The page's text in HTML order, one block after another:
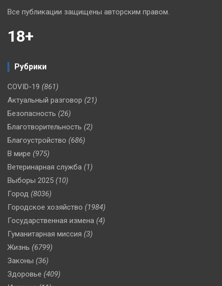
Все публикации защищены авторским правом.
18+
Рубрики
COVID-19 (861)
Актуальный разговор (21)
Безопасность (26)
Благотворительность (2)
Благоустройство (686)
В мире (975)
Ветеринарная служба (1)
Выборы 2025 (10)
Город (8036)
Городское хозяйство (1984)
Государственная измена (4)
Гуманитарная миссия (3)
Жизнь (6799)
Законы (36)
Здоровье (409)